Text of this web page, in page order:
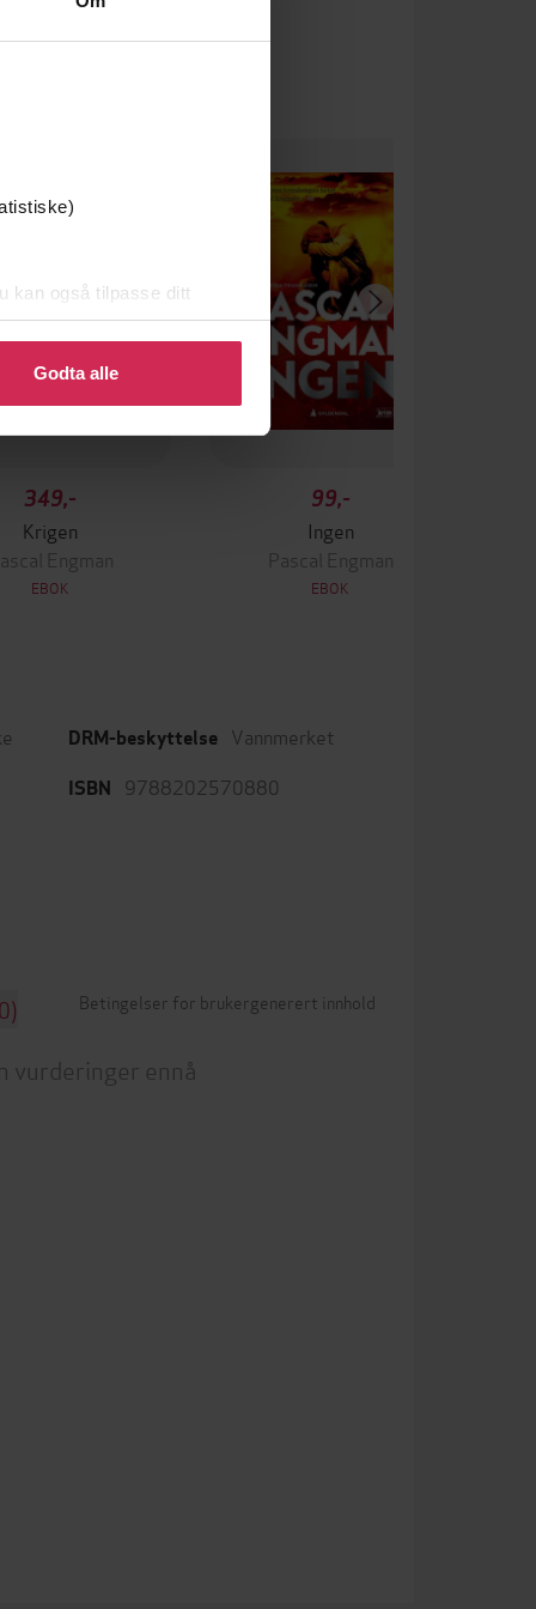
kan også tilpasse ditt
eller endre ditt samtykke.
Godta alle
349,-
Krigen
Engman
EBOK
99,-
Ingen
Pascal Engman
EBOK
DRM-beskyttelse Vannmerket
ISBN 9788202570880
Betingelser for brukergenerert innhold
vurderinger ennå